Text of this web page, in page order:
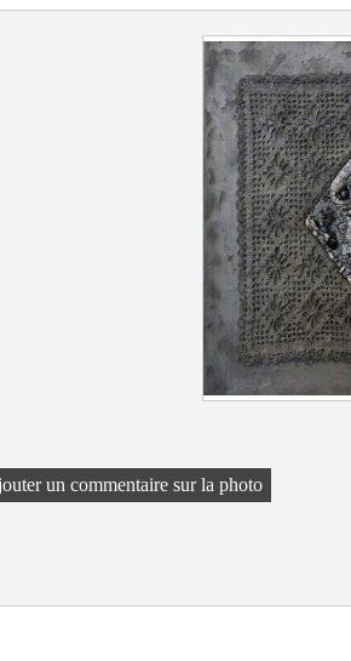
un commentaire sur la photo